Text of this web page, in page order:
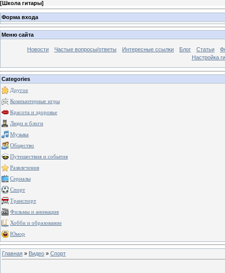
[Школа гитары]
Форма входа
Меню сайта
Новости Частые вопросы/ответы Интересные ссылки Блог Статьи
Настройка
Categories
Другое
Компьютерные игры
Красота и здоровье
Люди и блоги
Музыка
Общество
Путешествия и события
Развлечения
Сериалы
Спорт
Транспорт
Фильмы и анимация
Хобби и образование
Юмор
Главная » Видео » Спорт